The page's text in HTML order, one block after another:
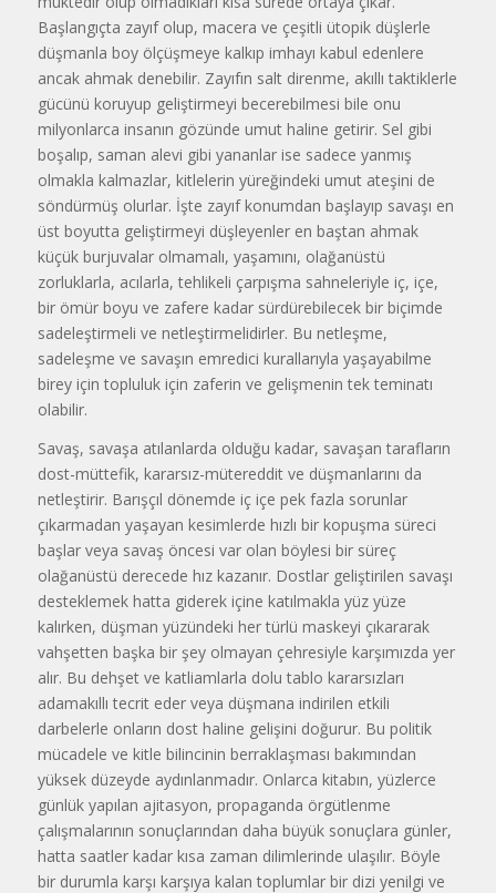
Başlangıçta zayıf olup, macera ve çeşitli ütopik düşlerle
düşmanla boy ölçüşmeye kalkıp imhayı kabul edenlere
ancak ahmak denebilir. Zayıfın salt direnme, akıllı taktiklerle
gücünü koruyup geliştirmeyi becerebilmesi bile onu
milyonlarca insanın gözünde umut haline getirir. Sel gibi
boşalıp, saman alevi gibi yananlar ise sadece yanmış
olmakla kalmazlar, kitlelerin yüreğindeki umut ateşini de
söndürmüş olurlar. İşte zayıf konumdan başlayıp savaşı en
üst boyutta geliştirmeyi düşleyenler en baştan ahmak
küçük burjuvalar olmamalı, yaşamını, olağanüstü
zorluklarla, acılarla, tehlikeli çarpışma sahneleriyle iç, içe,
bir ömür boyu ve zafere kadar sürdürebilecek bir biçimde
sadeleştirmeli ve netleştirmelidirler. Bu netleşme,
sadeleşme ve savaşın emredici kurallarıyla yaşayabilme
birey için topluluk için zaferin ve gelişmenin tek teminatı
olabilir.
Savaş, savaşa atılanlarda olduğu kadar, savaşan tarafların
dost-müttefik, kararsız-mütereddit ve düşmanlarını da
netleştirir. Barışçıl dönemde iç içe pek fazla sorunlar
çıkarmadan yaşayan kesimlerde hızlı bir kopuşma süreci
başlar veya savaş öncesi var olan böylesi bir süreç
olağanüstü derecede hız kazanır. Dostlar geliştirilen savaşı
desteklemek hatta giderek içine katılmakla yüz yüze
kalırken, düşman yüzündeki her türlü maskeyi çıkararak
vahşetten başka bir şey olmayan çehresiyle karşımızda yer
alır. Bu dehşet ve katliamlarla dolu tablo kararsızları
adamakıllı tecrit eder veya düşmana indirilen etkili
darbelerle onların dost haline gelişini doğurur. Bu politik
mücadele ve kitle bilincinin berraklaşması bakımından
yüksek düzeyde aydınlanmadır. Onlarca kitabın, yüzlerce
günlük yapılan ajitasyon, propaganda örgütlenme
çalışmalarının sonuçlarından daha büyük sonuçlara günler,
hatta saatler kadar kısa zaman dilimlerinde ulaşılır. Böyle
bir durumla karşı karşıya kalan toplumlar bir dizi yenilgi ve